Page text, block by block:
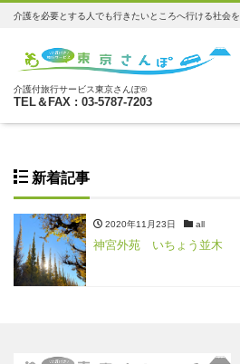
介護を必要とする人でも行きたいところへ行ける社会を
介護付旅行サービス東京さんぽ®
TEL＆FAX : 03-5787-7203
新着記事
2020年11月23日 all
神宮外苑 いちょう並木